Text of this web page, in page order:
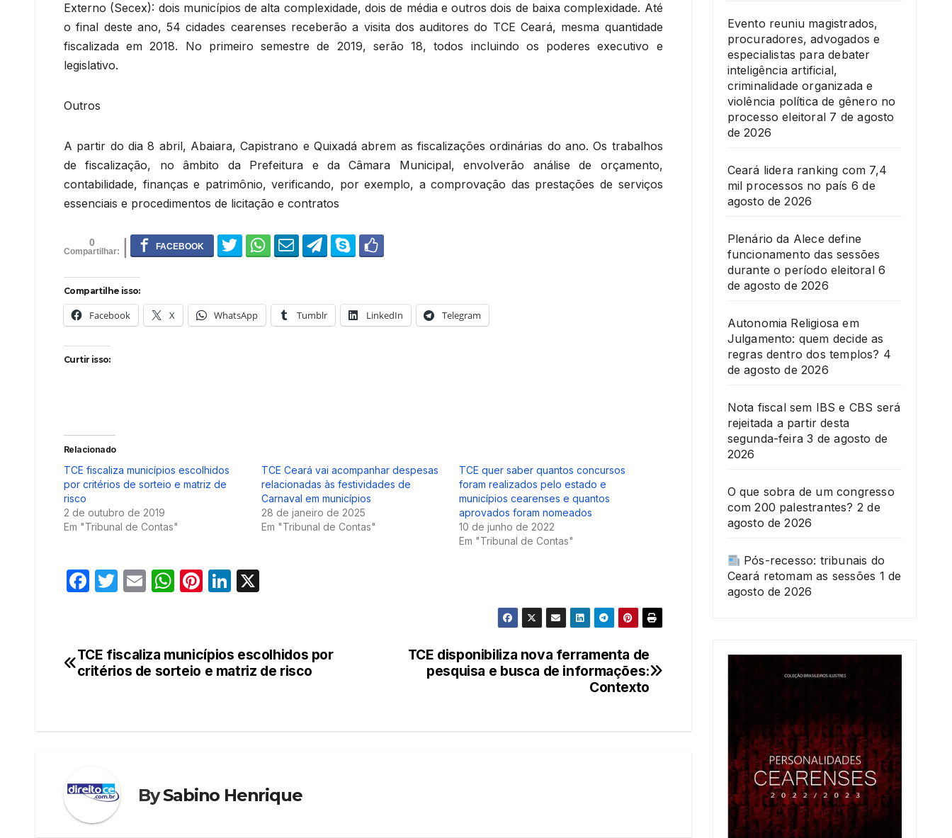
Externo (Secex): dois municípios de alta complexidade, dois de média e outros dois de baixa complexidade. Até
o final deste ano, 54 cidades cearenses receberão a visita dos auditores do TCE Ceará, mesma quantidade
fiscalizada em 2018. No primeiro semestre de 2019, serão 18, todos incluindo os poderes executivo e
legislativo.
Outros
A partir do dia 8 abril, Abaiara, Capistrano e Quixadá abrem as fiscalizações ordinárias do ano. Os trabalhos
de fiscalização, no âmbito da Prefeitura e da Câmara Municipal, envolverão análise de orçamento,
contabilidade, finanças e patrimônio, verificando, por exemplo, a comprovação das prestações de serviços
essenciais e procedimentos de licitação e contratos
0
Compartilhe isso:
Facebook X WhatsApp Tumblr LinkedIn Telegram
Curtir isso:
Relacionado
TCE fiscaliza municípios escolhidos
por critérios de sorteio e matriz de
risco
2 de outubro de 2019
Em "Tribunal de Contas"
TCE Ceará vai acompanhar despesas
relacionadas às festividades de
Carnaval em municípios
28 de janeiro de 2025
Em "Tribunal de Contas"
TCE quer saber quantos concursos
foram realizados pelo estado e
municípios cearenses e quantos
aprovados foram nomeados
10 de junho de 2022
Em "Tribunal de Contas"
F
e
b
T
er
E
W
s
A
Pi
e
st
Li
e
dI
Navegação
TCE disponibiliza nova ferramenta de
pesquisa e busca de informações:
Contexto
TCE fiscaliza municípios escolhidos por
critérios de sorteio e matriz de risco
BySabino Henrique
Evento reuniu magistrados,
procuradores, advogados e
especialistas para debater
inteligência artificial,
criminalidade organizada e
violência política de gênero no
processo eleitoral 7 de agosto
de 2026
Ceará lidera ranking com 7,4
mil processos no país 6 de
agosto de 2026
Plenário da Alece define
funcionamento das sessões
durante o período eleitoral 6
de agosto de 2026
Autonomia Religiosa em
Julgamento: quem decide as
regras dentro dos templos? 4
de agosto de 2026
Nota fiscal sem IBS e CBS será
rejeitada a partir desta
segunda-feira 3 de agosto de
2026
O que sobra de um congresso
com 200 palestrantes? 2 de
agosto de 2026
Pós-recesso: tribunais do
Ceará retomam as sessões 1 de
agosto de 2026